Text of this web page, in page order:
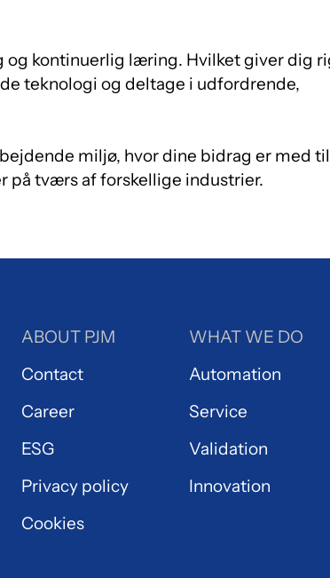
kontinuerlig læring. Hvilket giver dig
teknologi og deltage i udfordrende,
miljø, hvor dine bidrag er med
på tværs af forskellige industrier.
ABOUT PJM
Contact
Career
ESG
Privacy policy
Cookies
WHAT WE DO
Automation
Service
Validation
Innovation